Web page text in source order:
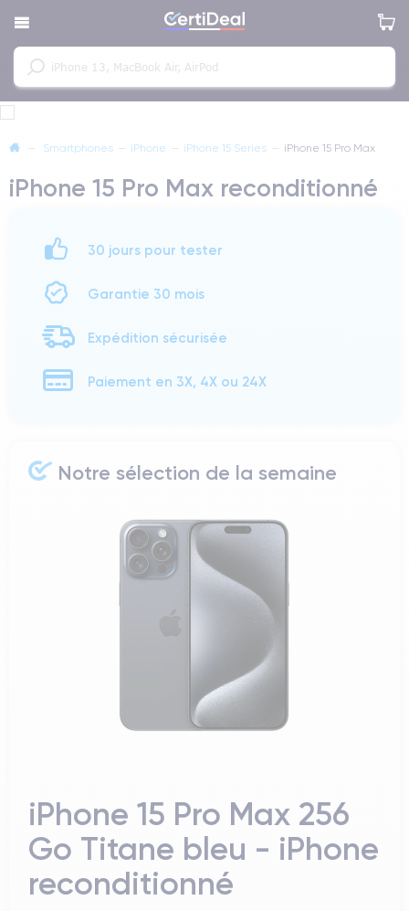
— Smartphones — iPhone — iPhone 15 Series — iPhone 15 Pro Max
iPhone 15 Pro Max reconditionné
30 jours pour tester
Garantie 30 mois
Expédition sécurisée
Paiement en 3X, 4X ou 24X
Notre sélection de la semaine
iPhone 15 Pro Max 256
Go Titane bleu - iPhone
reconditionné